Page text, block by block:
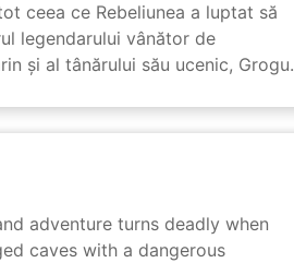
ceea ce Rebeliunea a luptat să
legendarului vânător de
și al tânărului său ucenic, Grogu.
adventure turns deadly when
caves with a dangerous